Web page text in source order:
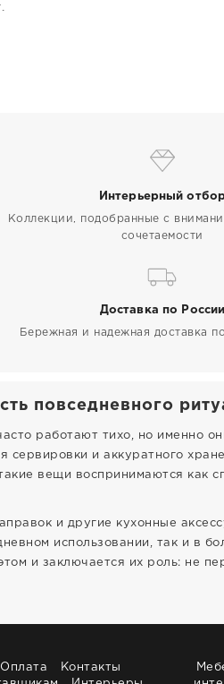
Интерьерный
Коллекции, подобранные с
сочетаемости
Доставка по России
Бережная и надежная доставка
повседневного
работают тихо, но именно
сервировки и аккуратного
вещи воспринимаются как
и другие кухонные
использовании, так и в
и заключается их роль: не
Оплата
Контакты